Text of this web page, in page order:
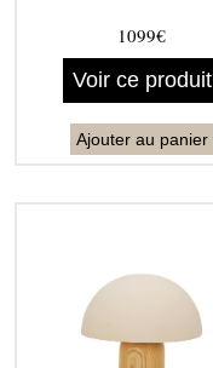
1099€
Voir ce produit
Ajouter au panier